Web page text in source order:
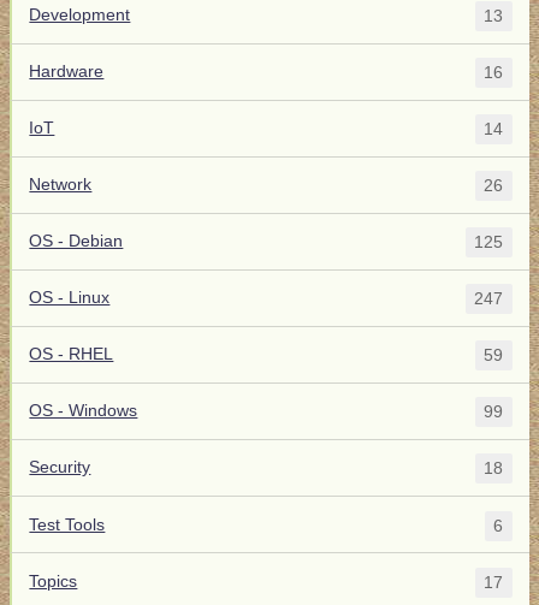
Development 13
Hardware 16
IoT 14
Network 26
OS - Debian 125
OS - Linux 247
OS - RHEL 59
OS - Windows 99
Security 18
Test Tools 6
Topics 17